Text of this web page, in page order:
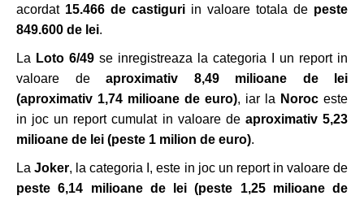
acordat 15.466 de castiguri in valoare totala de peste
849.600 de lei.
La Loto 6/49 se inregistreaza la categoria I un report in
valoare de aproximativ 8,49 milioane de lei
(aproximativ 1,74 milioane de euro), iar la Noroc este
in joc un report cumulat in valoare de aproximativ 5,23
milioane de lei (peste 1 milion de euro).
LaJoker, la categoria I, este in joc un report in valoare de
peste 6,14 milioane de lei (peste 1,25 milioane de